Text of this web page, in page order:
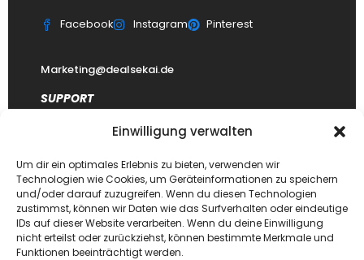
Einwilligung verwalten
Um dir ein optimales Erlebnis zu bieten, verwenden wir
Technologien wie Cookies, um Geräteinformationen zu speichern
und/oder darauf zuzugreifen. Wenn du diesen Technologien
zustimmst, können wir Daten wie das Surfverhalten oder eindeutige
IDs auf dieser Website verarbeiten. Wenn du deine Einwilligung
nicht erteilst oder zurückziehst, können bestimmte Merkmale und
Funktionen beeinträchtigt werden.
Facebook Instagram Pinterest
Marketing@dealsekai.de
SUPPORT
datenschutzerklärung
Impressum
Haftungsausschluss
FAQ Dealsekai